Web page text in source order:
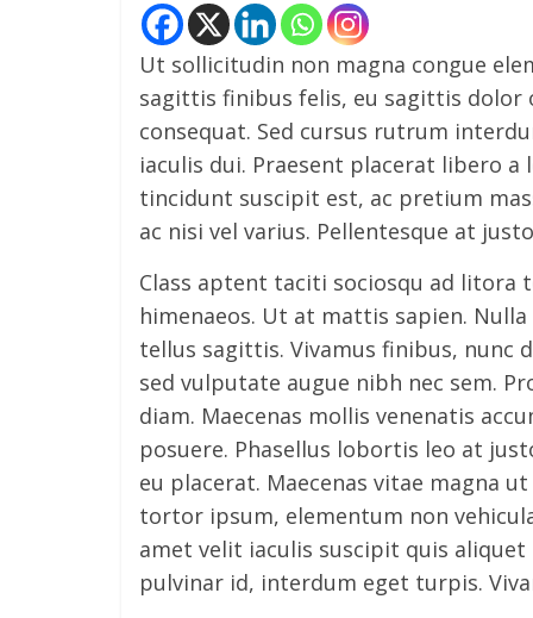
Ut sollicitudin non magna congue
sagittis finibus felis, eu sagittis dolor
consequat. Sed cursus rutrum
iaculis dui. Praesent placerat libero
tincidunt suscipit est, ac pretium
ac nisi vel varius. Pellentesque at
Class aptent taciti sociosqu ad
himenaeos. Ut at mattis sapien.
tellus sagittis. Vivamus finibus, nunc
sed vulputate augue nibh nec sem.
diam. Maecenas mollis venenatis
posuere. Phasellus lobortis leo at
eu placerat. Maecenas vitae magna
tortor ipsum, elementum non
amet velit iaculis suscipit quis
pulvinar id, interdum eget turpis.